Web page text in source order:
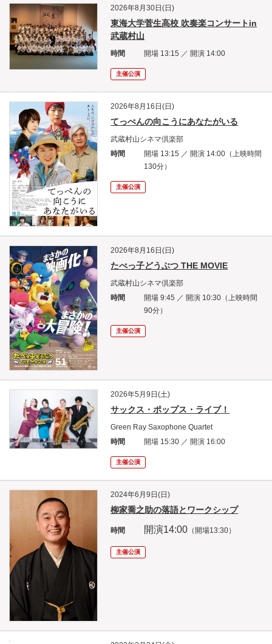
2026年8月30日(日)
東海大学菅生高校 吹奏楽コンサートin
武蔵村山
時間 開場 13:15 ／ 開演 14:00
主催公演
2026年8月16日(日)
てっぺんの向こうにあなたがいる
武蔵村山シネマ倶楽部
時間
開場 13:15 ／ 開演 14:00（上映時間
130分）
主催公演
2026年8月16日(日)
たべっ子どうぶつ THE MOVIE
武蔵村山シネマ倶楽部
時間
開場 9:45 ／ 開演 10:30（上映時間
90分）
主催公演
2026年5月9日(土)
サックス・ポップス・ライブ！
Green Ray Saxophone Quartet
時間
開場 15:30 ／ 開演 16:00
主催公演
2024年6月9日(日)
柳家喬之助の落語とワークシップ
時間 開演14:00 （開場13:30）
主催公演